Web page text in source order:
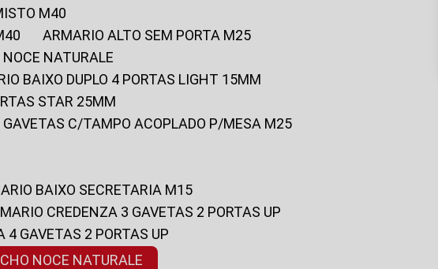
M40
ARMARIO ALTO SEM PORTA M25
NOCE NATURALE
BAIXO DUPLO 4 PORTAS LIGHT 15MM
STAR 25MM
GAVETAS C/TAMPO ACOPLADO P/MESA M25
BAIXO SECRETARIA M15
CREDENZA 3 GAVETAS 2 PORTAS UP
4 GAVETAS 2 PORTAS UP
NOCE NATURALE